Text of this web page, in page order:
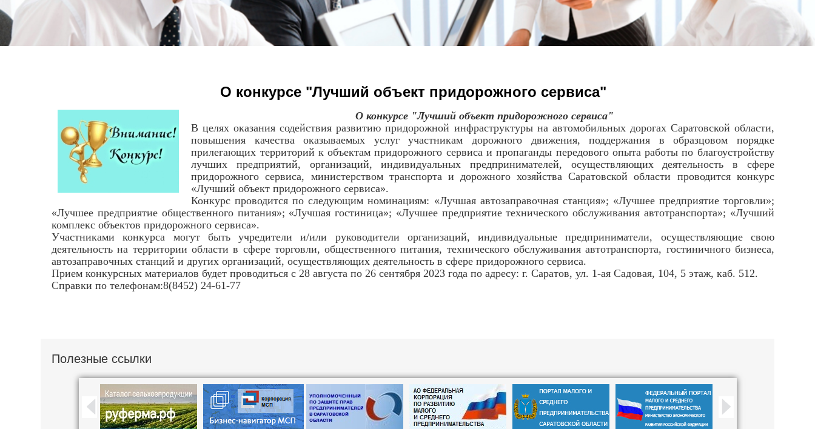
О конкурсе "Лучший объект придорожного сервиса"
О конкурсе "Лучший объект придорожного сервиса"
В целях оказания содействия развитию придорожной инфраструктуры на автомобильных дорогах Саратовской области,
повышения качества оказываемых услуг участникам дорожного движения, поддержания в образцовом порядке
прилегающих территорий к объектам придорожного сервиса и пропаганды передового опыта работы по благоустройству
лучших предприятий, организаций, индивидуальных предпринимателей, осуществляющих деятельность в сфере
придорожного сервиса, министерством транспорта и дорожного хозяйства Саратовской области проводится конкурс
«Лучший объект придорожного сервиса».
Конкурс проводится по следующим номинациям: «Лучшая автозаправочная станция»; «Лучшее предприятие торговли»;
«Лучшее предприятие общественного питания»; «Лучшая гостиница»; «Лучшее предприятие технического обслуживания автотранспорта»; «Лучший
комплекс объектов придорожного сервиса».
Участниками конкурса могут быть учредители и/или руководители организаций, индивидуальные предприниматели, осуществляющие свою
деятельность на территории области в сфере торговли, общественного питания, технического обслуживания автотранспорта, гостиничного бизнеса,
автозаправочных станций и других организаций, осуществляющих деятельность в сфере придорожного сервиса.
Прием конкурсных материалов будет проводиться с 28 августа по 26 сентября 2023 года по адресу: г. Саратов, ул. 1-ая Садовая, 104, 5 этаж, каб. 512.
Справки по телефонам:8(8452) 24-61-77
Полезные ссылки